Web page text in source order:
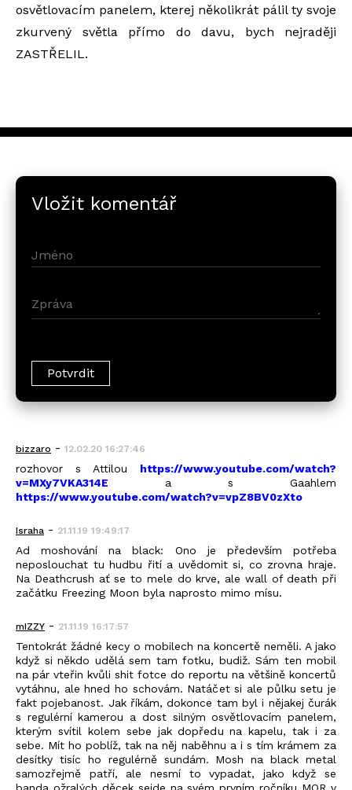
osvětlovacím panelem, kterej několikrát pálil ty svoje
zkurvený světla přímo do davu, bych nejraději
ZASTŘELIL.
Vložit komentář
bizzaro - 12.02.20 16:27:46
rozhovor s Attilou https://www.youtube.com/watch?
v=MXy7VKA314E a s Gaahlem
https://www.youtube.com/watch?v=vpZ8BV0zXto
Israha - 21.11.19 19:49:17
Ad moshování na black: Ono je především potřeba
neposlouchat tu hudbu řití a uvědomit si, co zrovna hraje.
Na Deathcrush ať se to mele do krve, ale wall of death při
začátku Freezing Moon byla naprosto mimo mísu.
mIZZY - 21.11.19 16:17:57
Tentokrát žádné kecy o mobilech na koncertě neměli. A jako
když si někdo udělá sem tam fotku, budiž. Sám ten mobil
na pár vteřin kvůli shit fotce do reportu na většině koncertů
vytáhnu, ale hned ho schovám. Natáčet si ale půlku setu je
fakt pojebanost. Jak říkám, dokonce tam byl i nějakej čurák
s regulérní kamerou a dost silným osvětlovacím panelem,
kterým svítil kolem sebe jak dopředu na kapelu, tak i za
sebe. Mít ho poblíž, tak na něj naběhnu a i s tím krámem za
desítky tisíc ho regulérně sundám. Mosh na black metal
samozřejmě patří, ale nesmí to vypadat, jako když se